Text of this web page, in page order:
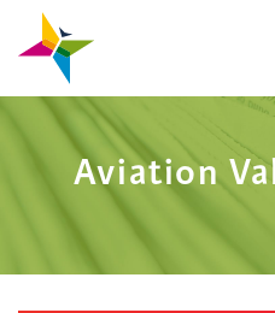
content
Aviation